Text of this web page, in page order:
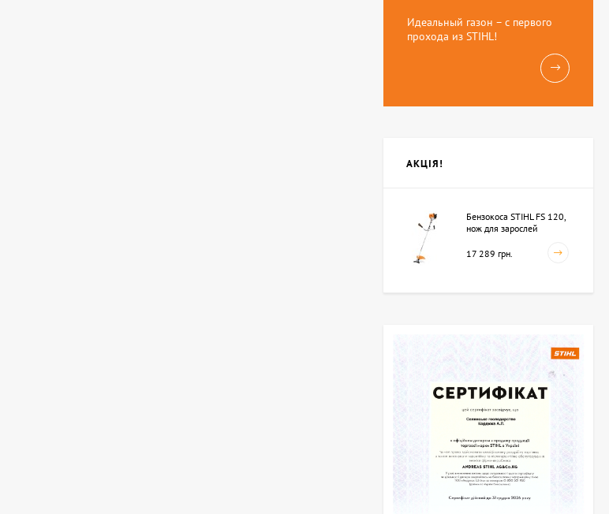
Идеальный газон – с первого
прохода из STIHL!
АКЦІЯ!
Бензокоса STIHL FS 120,
нож для зарослей
17 289 грн.